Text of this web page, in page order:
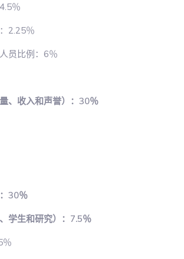
％
2.25％
员比例：6％
、收入和声誉）：30％
30％
学生和研究）：7.5％
％